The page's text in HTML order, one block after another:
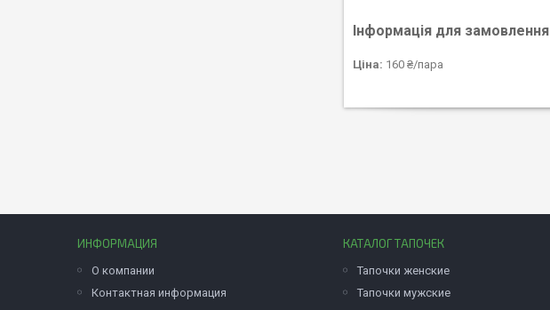
Інформація для замовлення
Ціна: 160 ₴/пара
ИНФОРМАЦИЯ
О компании
Контактная информация
КАТАЛОГ ТАПОЧЕК
Тапочки женские
Тапочки мужские